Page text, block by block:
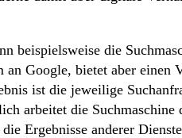
beispielsweise die
Google, bietet aber
ist die jeweilige
arbeitet die
Ergebnisse anderer